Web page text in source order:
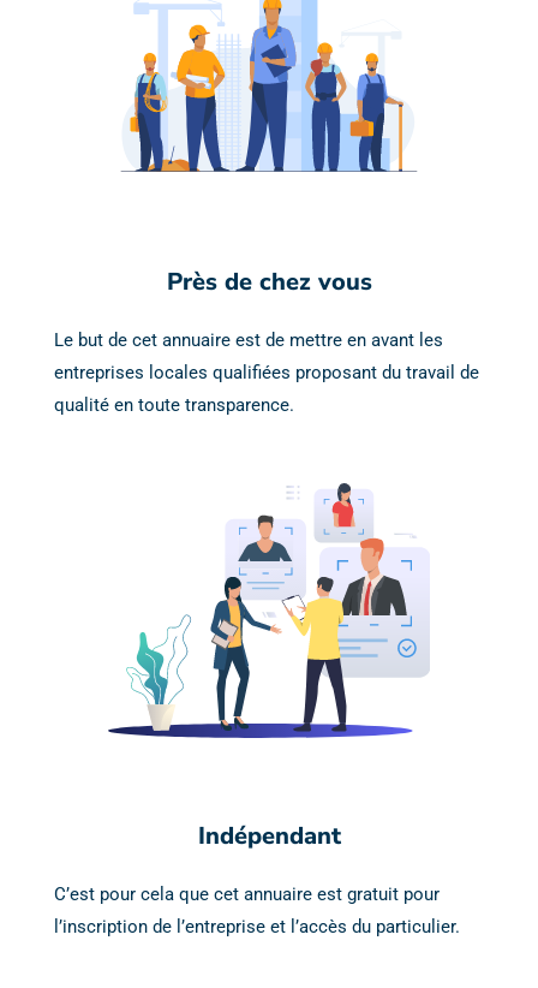
Près de chez vous
Le but de cet annuaire est de mettre en avant les
entreprises locales qualifiées proposant du travail de
qualité en toute transparence.
Indépendant
C’est pour cela que cet annuaire est gratuit pour
l’inscription de l’entreprise et l’accès du particulier.